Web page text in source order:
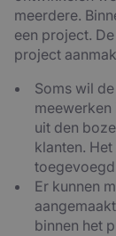
meerdere.
een project.
project
Soms wil
meewerken
uit den
klanten.
Er kunnen
binnen het